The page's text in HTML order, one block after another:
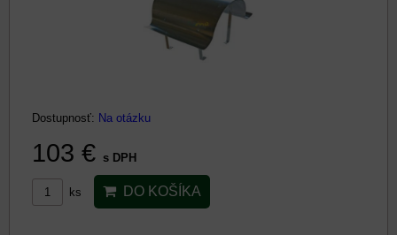
Dostupnosť: Na otázku
103 € s DPH
ks DO KOŠÍKA